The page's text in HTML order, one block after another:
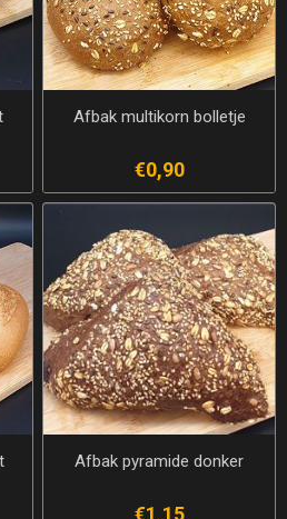
Afbak multikorn bolletje
€0,90
Afbak pyramide donker
€1,15